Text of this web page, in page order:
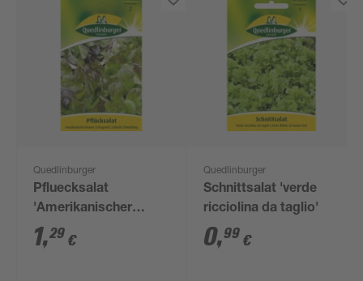
Quedlinburger
Pfluecksalat
'Amerikanischer
brauner'
1,29 €
Quedlinburger
Schnittsalat 'verde
ricciolina da taglio'
0,99 €